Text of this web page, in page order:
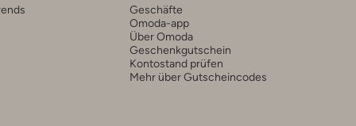
Geschäfte
Omoda-app
Über Omoda
Geschenkgutschein
Kontostand prüfen
Mehr über Gutscheincodes